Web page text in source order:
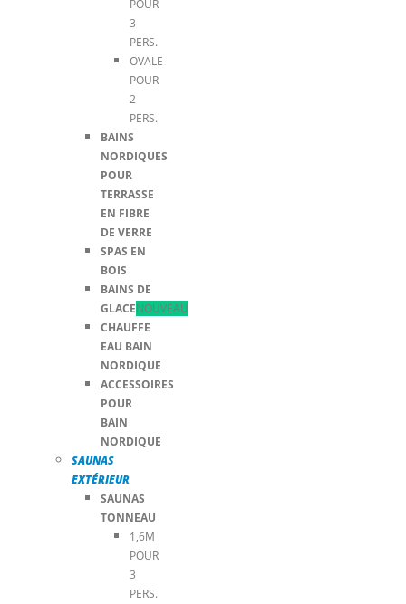
POUR
3
PERS.
OVALE
POUR
2
PERS.
BAINS
NORDIQUES
POUR
TERRASSE
EN FIBRE
DE VERRE
SPAS EN
BOIS
BAINS DE
GLACENOUVEAU
CHAUFFE
EAU BAIN
NORDIQUE
ACCESSOIRES
POUR
BAIN
NORDIQUE
SAUNAS
EXTÉRIEUR
SAUNAS
TONNEAU
1,6M
POUR
3
PERS.